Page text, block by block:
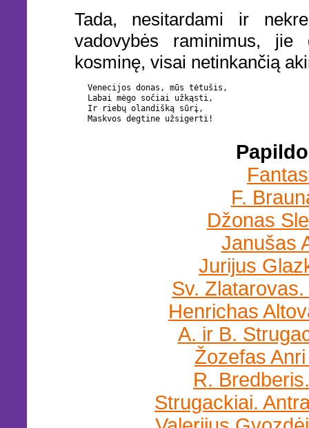
Tada, nesitardami ir
vadovybės raminimus,
kosminę, visai netinkančią
Venecijos donas, mūs tėtušis,
Labai mėgo sočiai užkąsti,
Ir riebų olandišką sūrį,
F.
Džonas
Janušas
Jurijus
Sv.
Henrichas
A. ir B.
Žozefas
R.
Strugackiai.